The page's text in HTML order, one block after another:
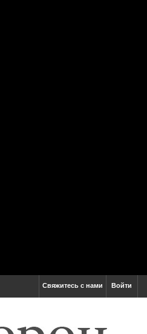
Войти
Свяжитесь с нами